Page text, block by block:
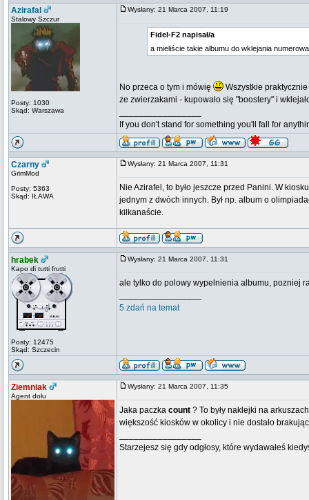
Azirafal
Stalowy Szczur
Posty: 1030
Skąd: Warszawa
Wysłany: 21 Marca 2007, 11:19
Fidel-F2 napisał/a
a mieliście takie albumu do wklejania
No przeca o tym i mówię
Wszystkie
ze zwierzakami - kupowało się "boostery" i
If you don't stand for something you'll fall for
Czarny
GrimMod
Posty: 5363
Skąd: IŁAWA
Wysłany: 21 Marca 2007, 11:31
Nie Azirafel, to było jeszcze przed Panini. W
jednym z dwóch innych. Był np. album o
kilkanaście.
hrabek
Kapo di tutti frutti
Posty: 12475
Skąd: Szczecin
Wysłany: 21 Marca 2007, 11:31
ale tylko do polowy wypelnienia albumu, pozniej
5 zdań na temat
Ziemniak
Agent dołu
Wysłany: 21 Marca 2007, 11:35
Jaka paczka count ? To były naklejki na
większość kiosków w okolicy i nie dostało
Starzejesz się gdy odgłosy, które wydawałeś